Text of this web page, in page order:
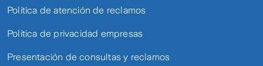
Política de atención de reclamos
Política de privacidad empresas
Presentación de consultas y reclamos